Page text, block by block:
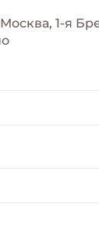
Москва, 1-я